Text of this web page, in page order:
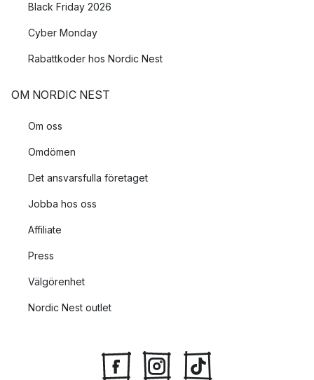
Black Friday 2026
Cyber Monday
Rabattkoder hos Nordic Nest
OM NORDIC NEST
Om oss
Omdömen
Det ansvarsfulla företaget
Jobba hos oss
Affiliate
Press
Välgörenhet
Nordic Nest outlet